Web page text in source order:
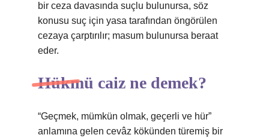
bir ceza davasında suçlu bulunursa, söz
konusu suç için yasa tarafından öngörülen
cezaya çarptırılır; masum bulunursa beraat
eder.
Hükmü caiz ne demek?
“Geçmek, mümkün olmak, geçerli ve hür”
anlamına gelen cevâz kökünden türemiş bir